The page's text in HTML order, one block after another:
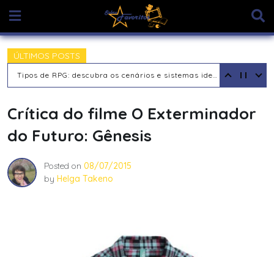
content
ÚLTIMOS POSTS
Tipos de Jogadores de RPG de Mesa: descubra seu arquétipo
Crítica do filme O Exterminador
do Futuro: Gênesis
Posted on 08/07/2015
by Helga Takeno